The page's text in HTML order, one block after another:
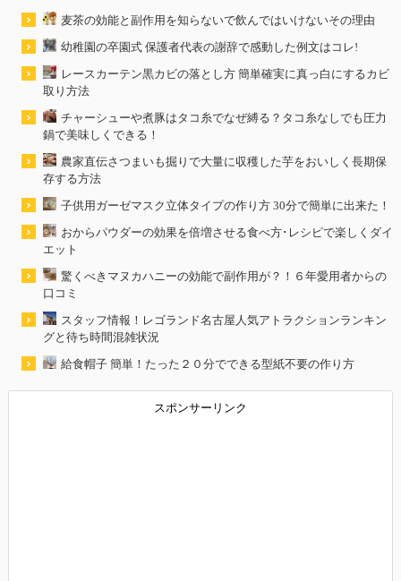
麦茶の効能と副作用を知らないで飲んではいけないその理由
幼稚園の卒園式 保護者代表の謝辞で感動した例文はコレ!
レースカーテン黒カビの落とし方 簡単確実に真っ白にするカビ
取り方法
チャーシューや煮豚はタコ糸でなぜ縛る？タコ糸なしでも圧力
鍋で美味しくできる！
農家直伝さつまいも掘りで大量に収穫した芋をおいしく長期保
存する方法
子供用ガーゼマスク立体タイプの作り方 30分で簡単に出来た！
おからパウダーの効果を倍増させる食べ方･レシピで楽しくダイ
エット
驚くべきマヌカハニーの効能で副作用が？！６年愛用者からの
口コミ
スタッフ情報！レゴランド名古屋人気アトラクションランキン
グと待ち時間混雑状況
給食帽子 簡単！たった２０分でできる型紙不要の作り方
スポンサーリンク